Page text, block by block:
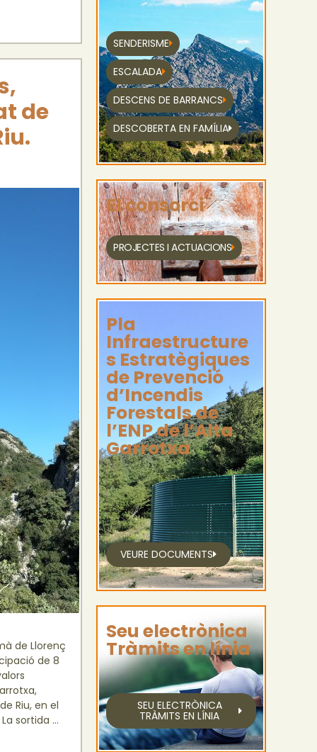
de
de Llorenç
de 8
Riu, en el
sortida …
SENDERISME
ESCALADA
DESCENS DE BARRANCS
DESCOBERTA EN FAMÍLIA
El consorci
PROJECTES I ACTUACIONS
Pla
Infraestructure
s Estratègiques
de Prevenció
d’Incendis
Forestals de
l’ENP de l’Alta
Garrotxa
VEURE DOCUMENTS
Seu electrònica
Tràmits en línia
SEU ELECTRÒNICA
TRÀMITS EN LÍNIA